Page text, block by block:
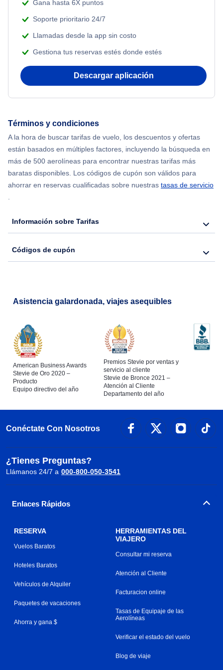
Flights Under $199
Flights from Nueva York to Estanbul
Flights from Nueva York to Atenas
Flights from Shanghai to Nueva York
Flights from Delhi to Nueva York
Flights from Chicago to Delhi
Flights from Nueva York to Hong Kong
Flights from Nueva York to Lisboa
Romantic Vacations
Adventure Vacations
Gana hasta 6X puntos
Soporte prioritario 24/7
Llamadas desde la app sin costo
Gestiona tus reservas estés donde estés
Descargar aplicación
Términos y condiciones
A la hora de buscar tarifas de vuelo, los descuentos y ofertas
están basados en múltiples factores, incluyendo la búsqueda en
más de 500 aerolíneas para encontrar nuestras tarifas más
baratas disponibles. Los códigos de cupón son válidos para
ahorrar en reservas cualificadas sobre nuestras tasas de servicio
.
Información sobre Tarifas
Códigos de cupón
Asistencia galardonada, viajes asequibles
American Business Awards
Stevie de Oro 2020 –
Producto
Equipo directivo del año
Premios Stevie por ventas y
servicio al cliente
Stevie de Bronce 2021 –
Atención al Cliente
Departamento del año
Conéctate Con Nosotros
¿Tienes Preguntas?
Llámanos 24/7 a 000-800-050-3541
Enlaces Rápidos
RESERVA
Vuelos Baratos
Hoteles Baratos
Vehículos de Alquiler
Paquetes de vacaciones
Ahorra y gana $
HERRAMIENTAS DEL
VIAJERO
Consultar mi reserva
Atención al Cliente
Facturacion online
Tasas de Equipaje de las
Aerolíneas
Verificar el estado del vuelo
Blog de viaje